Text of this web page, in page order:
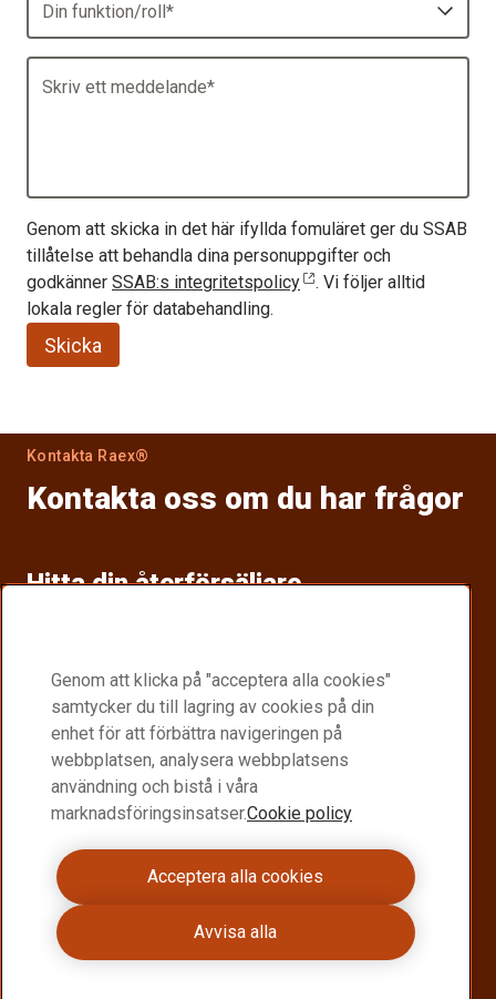
Din funktion/roll*
Skriv ett meddelande*
Genom att skicka in det här ifyllda fomuläret ger du SSAB
tillåtelse att behandla dina personuppgifter och
godkänner SSAB:s integritetspolicy
. Vi följer alltid
lokala regler för databehandling.
Skicka
Kontakta Raex®
Kontakta oss om du har frågor
Hitta din återförsäljare
Raex återförsäljare
Become a Raex® distributor
Join a global network delivering high performance
Raex® steel
Kontakta oss
Vill du veta mer om Raex®?
Genom att klicka på "acceptera alla cookies"
samtycker du till lagring av cookies på din
enhet för att förbättra navigeringen på
webbplatsen, analysera webbplatsens
användning och bistå i våra
marknadsföringsinsatser.Cookie policy
Acceptera alla cookies
Avvisa alla